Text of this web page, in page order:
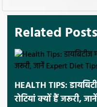
Related Posts
HEALTH TIPS:
रोटियां क्यों हैं जरूरी,